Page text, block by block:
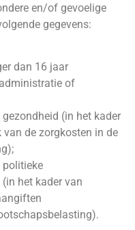
en/of gevoelige
gegevens:
dan 16 jaar
of
(in het kader
de zorgkosten in de
politieke
het kader van